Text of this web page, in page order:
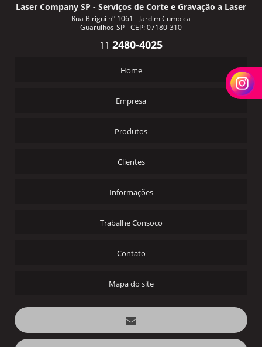
Laser Company SP - Serviços de Corte e Gravação a Laser
Rua Birigui n° 1061 - Jardim Cumbica
Guarulhos-SP - CEP: 07180-310
11 2480-4025
Home
Empresa
Produtos
Clientes
Informações
Trabalhe Consoco
Contato
Mapa do site